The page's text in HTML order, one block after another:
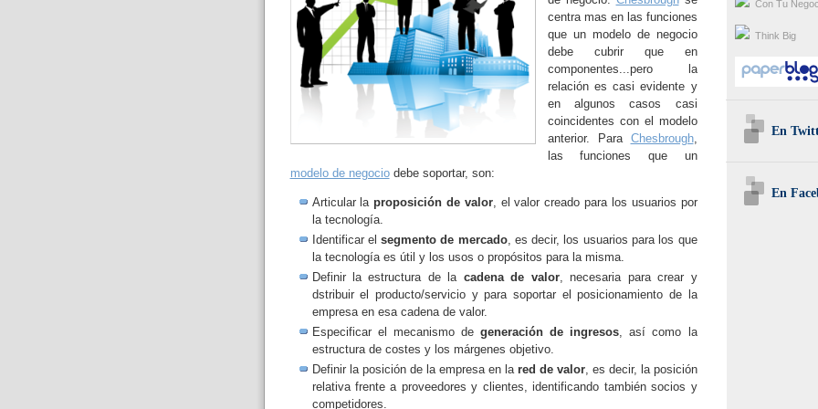
centra mas en las funciones
que un modelo de negocio
debe cubrir que en
componentes...pero la
relación es casi evidente y
en algunos casos casi
coincidentes con el modelo
anterior. Para Chesbrough,
las funciones que un
modelo de negociodebe soportar, son:
Articular laproposición de valor, el valor creado para los usuarios por
la tecnología.
Identificar elsegmento de mercado, es decir, los usuarios para los que
la tecnología es útil y los usos o propósitos para la misma.
Definir la estructura de la cadena de valor, necesaria para crear y
dstribuir el producto/servicio y para soportar el posicionamiento de la
empresa en esa cadena de valor.
Especificar el mecanismo de generación de ingresos , así como la
estructura de costes y los márgenes objetivo.
Definir la posición de la empresa en la red de valor, es decir, la posición
relativa frente a proveedores y clientes, identificando también socios y
competidores.
Con Tu
Think Big
En
En